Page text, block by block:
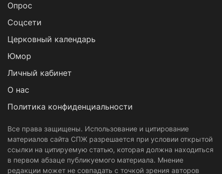
Опрос
Cоцсети
Церковный календарь
Юмор
Личный кабинет
О нас
Политика конфиденциальности
Все права защищены. Использование и цитирование
материалов сайта СПЖ разрешается при условии открытой
ссылки на цитируемую статью, которая должна находиться
в первом абзаце публикуемого материала. Мнение
редакции может не совпадать с точкой зрения авторов